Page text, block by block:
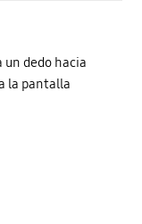
un dedo hacia
la pantalla